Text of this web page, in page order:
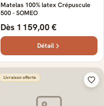
Matelas 100% latex Crépuscule
500 - SOMEO
Dès 1 159,00 €
Détail
Livraison offerte